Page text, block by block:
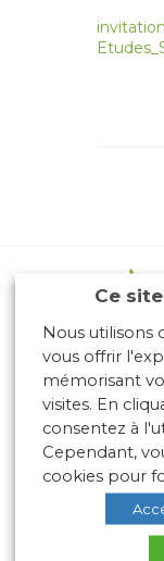
invitation
10
Ce
Nous utilisons
vous offrir
mémorisant
visites. En
consentez à
Cependant,
cookies pour